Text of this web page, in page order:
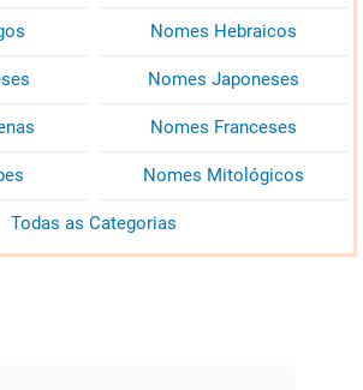
Nomes Hebraicos
Nomes Japoneses
Nomes Franceses
Nomes Mitológicos
Todas as Categorias